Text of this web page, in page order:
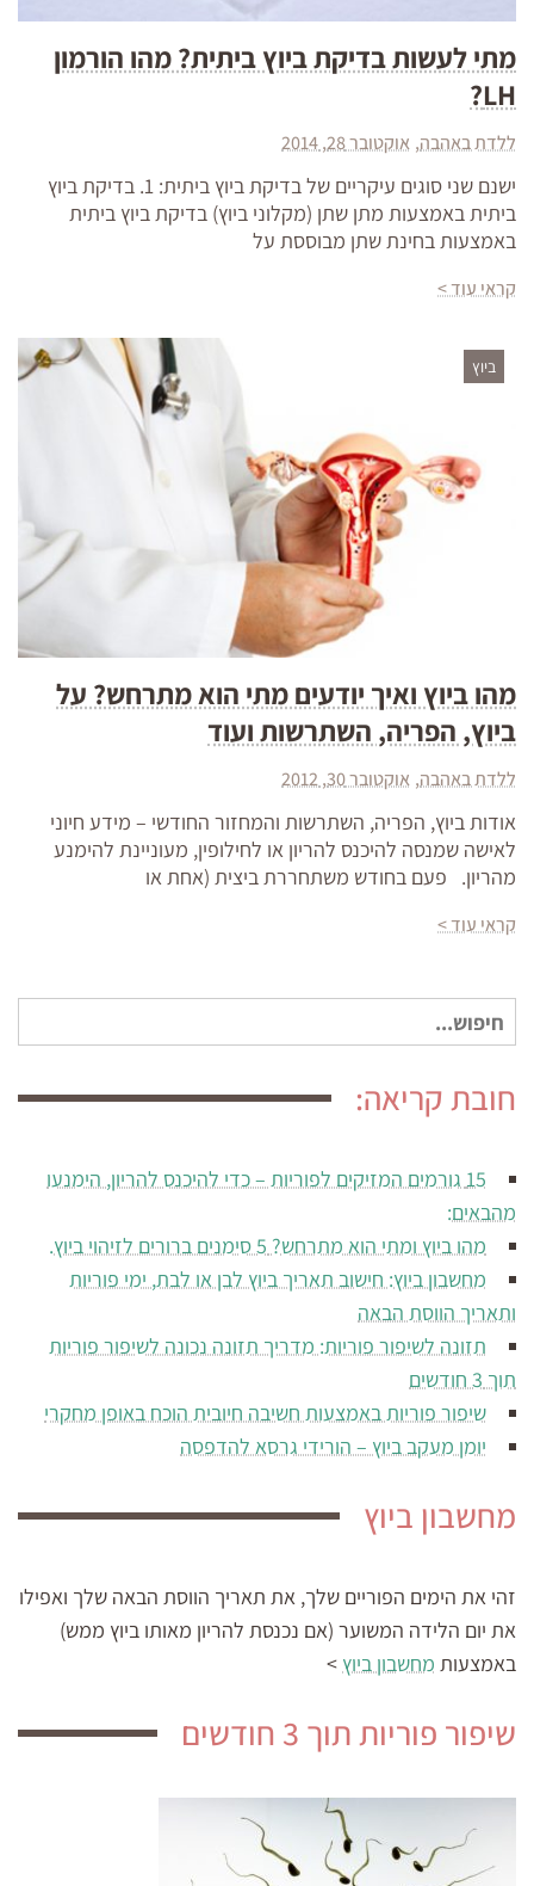
מתי לעשות בדיקת ביוץ ביתית? מהו הורמון
LH?
ללדת באהבה אוקטובר 28, 2014
ישנם שני סוגים עיקריים של בדיקת ביוץ ביתית: 1. בדיקת ביוץ
ביתית באמצעות מתן שתן (מקלוני ביוץ) בדיקת ביוץ ביתית
באמצעות בחינת שתן מבוססת על
קראי עוד >
ביוץ
מהו ביוץ ואיך יודעים מתי הוא מתרחש? על
ביוץ, הפריה, השתרשות ועוד
ללדת באהבה אוקטובר 30, 2012
אודות ביוץ, הפריה, השתרשות והמחזור החודשי – מידע חיוני
לאישה שמנסה להיכנס להריון או לחילופין, מעוניינת להימנע
מהריון. פעם בחודש משתחררת ביצית (אחת או
קראי עוד >
חיפוש
עבור:
חובת קריאה:
15 גורמים המזיקים לפוריות – כדי להיכנס להריון, הימנעו
מהבאים:
מהו ביוץ ומתי הוא מתרחש? 5 סימנים ברורים לזיהוי ביוץ.
מחשבון ביוץ: חישוב תאריך ביוץ לבן או לבת, ימי פוריות
ותאריך הווסת הבאה
תזונה לשיפור פוריות: מדריך תזונה נכונה לשיפור פוריות
תוך 3 חודשים
שיפור פוריות באמצעות חשיבה חיובית הוכח באופן מחקרי
יומן מעקב ביוץ – הורידי גרסא להדפסה
מחשבון ביוץ
זהי את הימים הפוריים שלך, את תאריך הווסת הבאה שלך ואפילו
את יום הלידה המשוער (אם נכנסת להריון מאותו ביוץ ממש)
באמצעות מחשבון ביוץ >
שיפור פוריות תוך 3 חודשים